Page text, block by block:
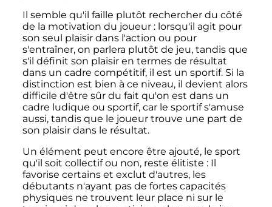
Il semble qu'il faille plutôt rechercher du côté
de la motivation du joueur : lorsqu'il agit pour
son seul plaisir dans l'action ou pour
s'entraîner, on parlera plutôt de jeu, tandis que
s'il définit son plaisir en termes de résultat
dans un cadre compétitif, il est un sportif. Si la
distinction est bien à ce niveau, il devient alors
difficile d'être sûr du fait qu'on est dans un
cadre ludique ou sportif, car le sportif s'amuse
aussi, tandis que le joueur trouve une part de
son plaisir dans le résultat.
Un élément peut encore être ajouté, le sport
qu'il soit collectif ou non, reste élitiste : Il
favorise certains et exclut d'autres, les
débutants n'ayant pas de fortes capacités
physiques ne trouvent leur place ni sur le